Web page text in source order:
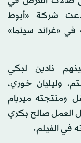
دعت شركة «أبوط
«غراند سينما»
نادين لبكي
وليليان خوري،
ومنتجته ميريام
العمل صالح بكري
في الفيلم.